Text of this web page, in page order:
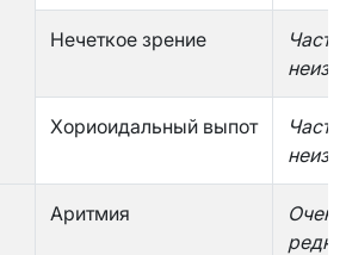
Нечеткое зрение
Хориоидальный выпот
Аритмия
Очень
редко